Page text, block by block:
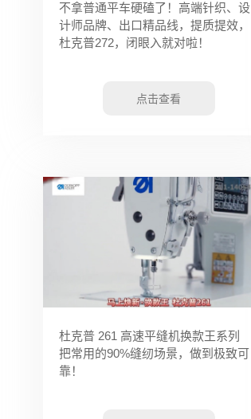
不拿普通平车硬磕了！高端针织、设
计师品牌、出口精品线，提质提效，
杜克普272，闭眼入就对啦！
点击查看
杜克普 261 高速平缝机换款王系列
把常用的90%缝纫场景，做到极致可
靠！